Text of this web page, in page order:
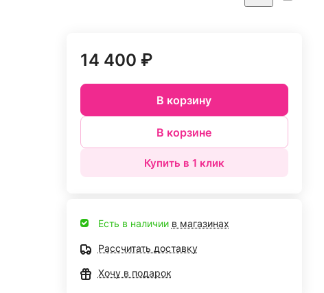
14 400 ₽
В корзину
В корзине
Купить в 1 клик
Есть в наличии в магазинах
Рассчитать доставку
Хочу в подарок